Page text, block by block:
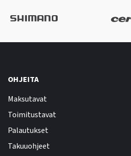
OHJEITA
Maksutavat
Toimitustavat
Palautukset
Takuuohjeet